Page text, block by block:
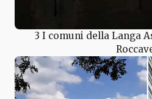
3 I comuni della Langa